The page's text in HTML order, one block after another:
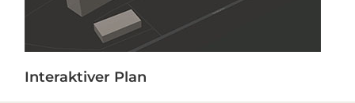
Interaktiver Plan